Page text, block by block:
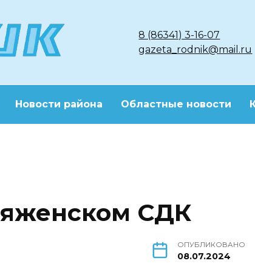
8 (86341) 3-16-07
gazeta_rodnik@mail.ru
Новости района Областные новости
СДК
ОПУБЛИКОВАНО
08.07.2024